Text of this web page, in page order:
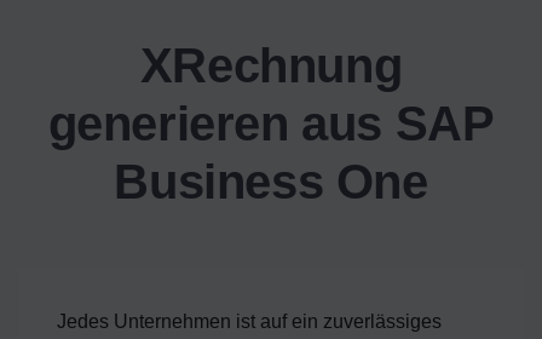
XRechnung
generieren aus SAP
Business One
Jedes Unternehmen ist auf ein zuverlässiges